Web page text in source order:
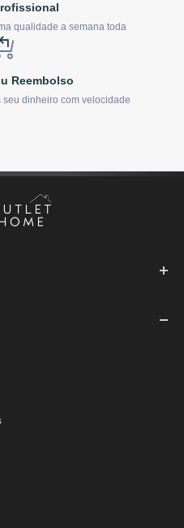
qualidade a semana toda
Reembolso
dinheiro com velocidade